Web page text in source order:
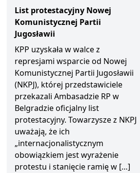
List protestacyjny Nowej
Komunistycznej Partii
Jugosławii
KPP uzyskała w walce z
represjami wsparcie od Nowej
Komunistycznej Partii Jugosławii
(NKPJ), której przedstawiciele
przekazali Ambasadzie RP w
Belgradzie oficjalny list
protestacyjny. Towarzysze z NKPJ
uważają, że ich
„internacjonalistycznym
obowiązkiem jest wyrażenie
protestu i stanięcie ramię w […]